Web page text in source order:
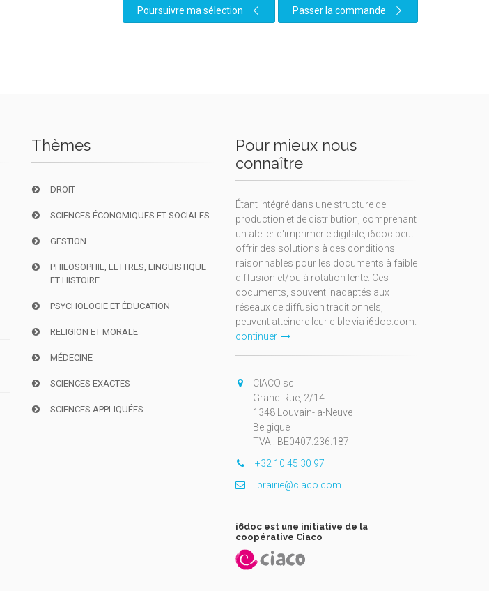
Poursuivre ma sélection Passer la commande
Thèmes
DROIT
SCIENCES ÉCONOMIQUES ET SOCIALES
GESTION
PHILOSOPHIE, LETTRES, LINGUISTIQUE
ET HISTOIRE
PSYCHOLOGIE ET ÉDUCATION
RELIGION ET MORALE
MÉDECINE
SCIENCES EXACTES
SCIENCES APPLIQUÉES
Pour mieux nous
connaître
Étant intégré dans une structure de
production et de distribution, comprenant
un atelier d'imprimerie digitale, i6doc peut
offrir des solutions à des conditions
raisonnables pour les documents à faible
diffusion et/ou à rotation lente. Ces
documents, souvent inadaptés aux
réseaux de diffusion traditionnels,
peuvent atteindre leur cible via i6doc.com.
continuer
CIACO sc
Grand-Rue, 2/14
1348 Louvain-la-Neuve
Belgique
TVA : BE0407.236.187
+32 10 45 30 97
librairie@ciaco.com
i6doc est une initiative de la
coopérative Ciaco